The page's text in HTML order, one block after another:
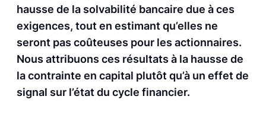
hausse de la solvabilité bancaire due à ces
exigences, tout en estimant qu’elles ne
seront pas coûteuses pour les actionnaires.
Nous attribuons ces résultats à la hausse de
la contrainte en capital plutôt qu’à un effet de
signal sur l’état du cycle financier.